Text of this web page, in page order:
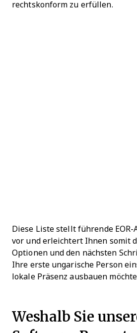
rechtskonform zu erfüllen.
Diese Liste stellt führende
vor und erleichtert Ihnen somit
Optionen und den nächsten
Ihre erste ungarische Person
lokale Präsenz ausbauen
Weshalb Sie